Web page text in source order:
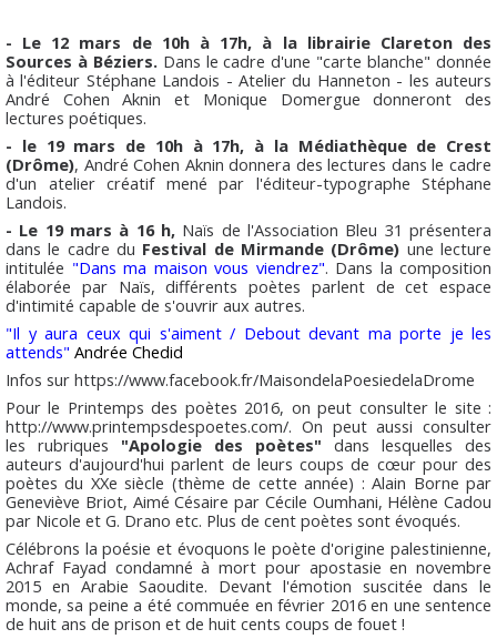
- Le 12 mars de 10h à 17h, à la librairie Clareton des
Sources à Béziers.Dans le cadre d'une "carte blanche" donnée
à l'éditeur Stéphane Landois - Atelier du Hanneton - les auteurs
André Cohen Aknin et Monique Domergue donneront des
lectures poétiques.
- le 19 mars de 10h à 17h, à la Médiathèque de Crest
(Drôme), André Cohen Aknin donnera des lectures dans le cadre
d'un atelier créatif mené par l'éditeur-typographe Stéphane
Landois.
- Le 19 mars à 16 h, Naïs de l'Association Bleu 31 présentera
dans le cadre du Festival de Mirmande (Drôme) une lecture
intitulée "Dans ma maison vous viendrez". Dans la composition
élaborée par Naïs, différents poètes parlent de cet espace
d'intimité capable de s'ouvrir aux autres.
"Il y aura ceux qui s'aiment / Debout devant ma porte je les
attends" Andrée Chedid
Infos sur https://www.facebook.fr/MaisondelaPoesiedelaDrome
Pour le Printemps des poètes 2016, on peut consulter le site :
http://www.printempsdespoetes.com/. On peut aussi consulter
les rubriques "Apologie des poètes" dans lesquelles des
auteurs d'aujourd'hui parlent de leurs coups de cœur pour des
poètes du XXe siècle (thème de cette année) : Alain Borne par
Geneviève Briot, Aimé Césaire par Cécile Oumhani, Hélène Cadou
par Nicole et G. Drano etc. Plus de cent poètes sont évoqués.
Célébrons la poésie et évoquons le poète d'origine palestinienne,
Achraf Fayad condamné à mort pour apostasie en novembre
2015 en Arabie Saoudite. Devant l'émotion suscitée dans le
monde, sa peine a été commuée en février 2016 en une sentence
de huit ans de prison et de huit cents coups de fouet !